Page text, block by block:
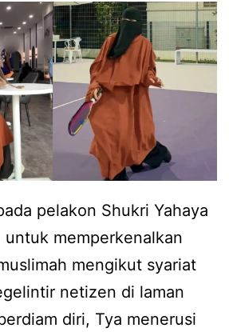
pelakon Shukri Yahaya
untuk memperkenalkan
mengikut syariat
netizen di laman
diri, Tya menerusi